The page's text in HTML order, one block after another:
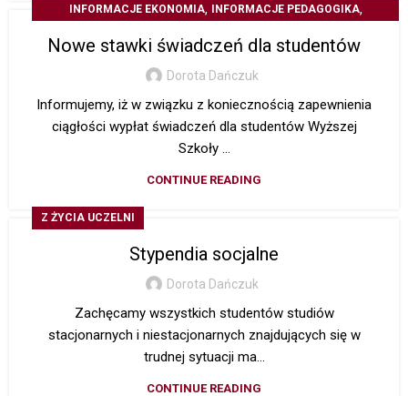
INFORMACJE EKONOMIA, INFORMACJE PEDAGOGIKA,
Nowe stawki świadczeń dla studentów
Dorota Dańczuk
Informujemy, iż w związku z koniecznością zapewnienia
ciągłości wypłat świadczeń dla studentów Wyższej
Szkoły ...
CONTINUE READING
Z ŻYCIA UCZELNI
Stypendia socjalne
Dorota Dańczuk
Zachęcamy wszystkich studentów studiów
stacjonarnych i niestacjonarnych znajdujących się w
trudnej sytuacji ma...
CONTINUE READING